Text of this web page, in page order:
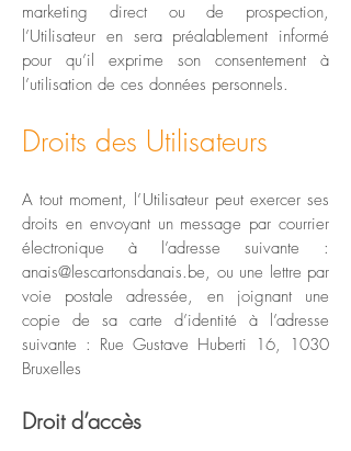
marketing direct ou de prospection,
l’Utilisateur en sera préalablement informé
pour qu’il exprime son consentement à
l’utilisation de ces données personnels.
Droits des Utilisateurs
A tout moment, l’Utilisateur peut exercer ses
droits en envoyant un message par courrier
électronique à l’adresse suivante :
anais@lescartonsdanais.be, ou une lettre par
voie postale adressée, en joignant une
copie de sa carte d’identité à l’adresse
suivante : Rue Gustave Huberti 16, 1030
Bruxelles
Droit d’accès